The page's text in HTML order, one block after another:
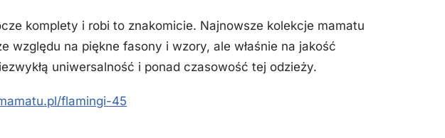
komplety i robi to znakomicie. Najnowsze kolekcje mamatu
względu na piękne fasony i wzory, ale właśnie na jakość
uniwersalność i ponad czasowość tej odzieży.
flamingi-45